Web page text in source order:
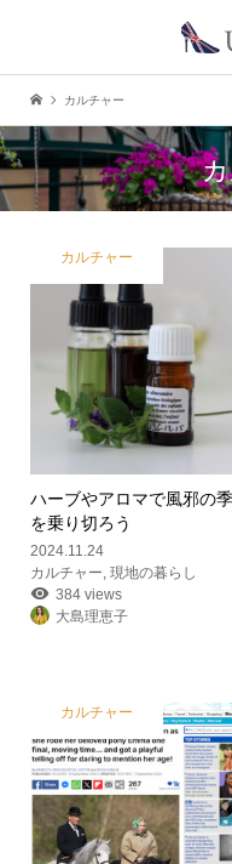
カルチャー
カルチャー
ハーブやアロマで風邪の
を乗り切ろう
2024.11.24
カルチャー 現地の暮らし
384 views
大島理恵子
カルチャー